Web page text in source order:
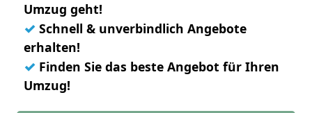
Umzug geht!
✓ Schnell & unverbindlich Angebote
erhalten!
✓ Finden Sie das beste Angebot für Ihren
Umzug!